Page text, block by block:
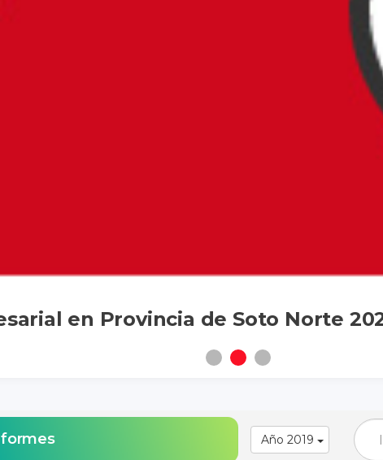
en Provincia de Soto Norte
Año 2019